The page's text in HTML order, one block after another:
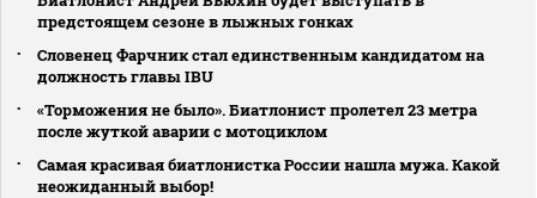
предстоящем сезоне в лыжных гонках
Словенец Фарчник стал единственным кандидатом на
должность главы IBU
«Торможения не было». Биатлонист пролетел 23 метра
после жуткой аварии с мотоциклом
Самая красивая биатлонистка России нашла мужа. Какой
неожиданный выбор!